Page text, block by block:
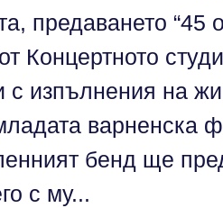
предаването “45
Концертното
с изпълнения на
варненска
бенд ще
с му...